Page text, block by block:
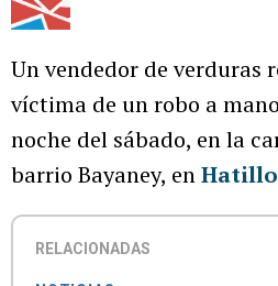
Un vendedor de verduras
víctima de un robo a
noche del sábado, en la
barrio Bayaney, enHatillo
RELACIONADAS